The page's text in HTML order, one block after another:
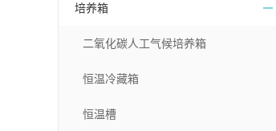
培养箱
二氧化碳人工气候培养箱
恒温冷藏箱
恒温槽